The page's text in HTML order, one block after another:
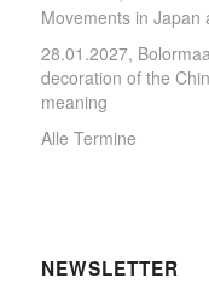
Movements in Japan
28.01.2027,
decoration of the
meaning
Alle Termine
NEWSLETTER